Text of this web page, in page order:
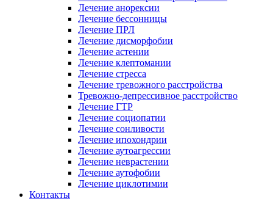
Лечение анорексии
Лечение бессонницы
Лечение ПРЛ
Лечение дисморфобии
Лечение астении
Лечение клептомании
Лечение стресса
Лечение тревожного расстройства
Тревожно-депрессивное расстройство
Лечение ГТР
Лечение социопатии
Лечение сонливости
Лечение ипохондрии
Лечение аутоагрессии
Лечение неврастении
Лечение аутофобии
Лечение циклотимии
Контакты